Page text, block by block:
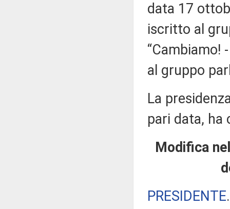
data 17
iscritto al
“Cambiamo!
al gruppo
La
pari data, ha
Modifica
PRESIDENTE